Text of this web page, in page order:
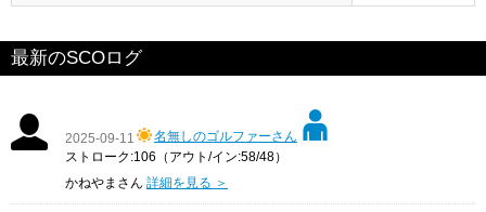
最新のSCOログ
2025-09-11
名無しのゴルファーさん
ストローク:106（アウト/イン:58/48）
かねやまさん 詳細を見る ＞